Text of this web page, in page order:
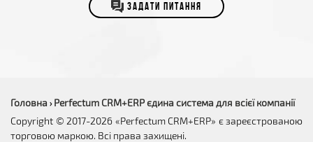
ЗАДАТИ ПИТАННЯ
Головна › Perfectum CRM+ERP єдина система для всієї компанії
Copyright © 2017-2026 «Perfectum CRM+ERP» є зареєстрованою
торговою маркою. Всі права захищені.